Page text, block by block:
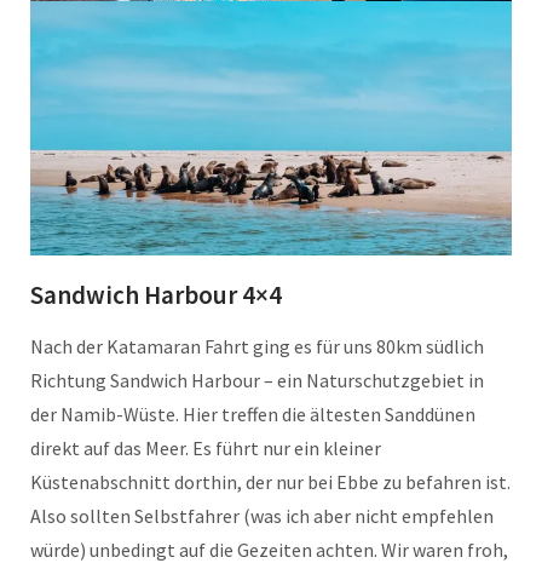
Sandwich Harbour 4×4
Nach der Katamaran Fahrt ging es für uns 80km südlich
Richtung Sandwich Harbour – ein Naturschutzgebiet in
der Namib-Wüste. Hier treffen die ältesten Sanddünen
direkt auf das Meer. Es führt nur ein kleiner
Küstenabschnitt dorthin, der nur bei Ebbe zu befahren ist.
Also sollten Selbstfahrer (was ich aber nicht empfehlen
würde) unbedingt auf die Gezeiten achten. Wir waren froh,